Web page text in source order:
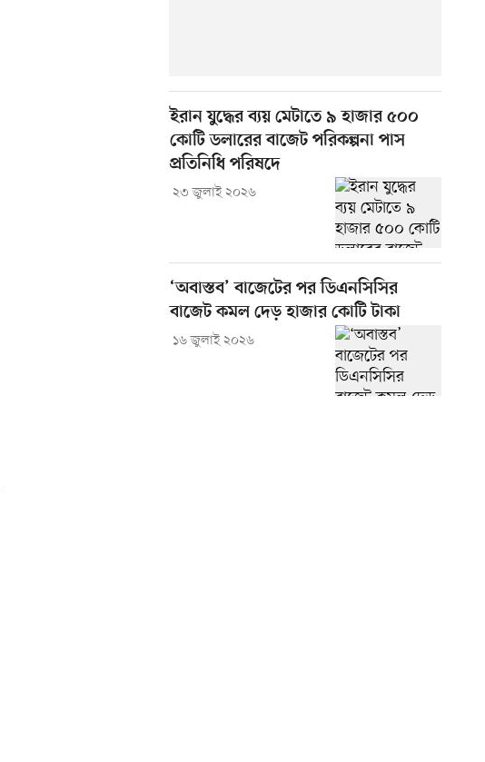
ইরান যুদ্ধের ব্যয় মেটাতে ৯ হাজার ৫০০
কোটি ডলারের বাজেট পরিকল্পনা পাস
প্রতিনিধি পরিষদে
২৩ জুলাই ২০২৬
‘অবাস্তব’ বাজেটের পর ডিএনসিসির
বাজেট কমল দেড় হাজার কোটি টাকা
১৬ জুলাই ২০২৬